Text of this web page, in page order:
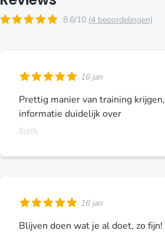
8.6/10 (4 beoordelingen)
16 jan
Prettig manier van training
informatie duidelijk over
Edith
16 jan
Blijven doen wat je al doet, zo fijn!